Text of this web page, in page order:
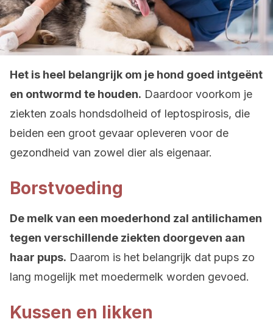
Het is heel belangrijk om je hond goed intgeënt
en ontwormd te houden. Daardoor voorkom je
ziekten zoals hondsdolheid of leptospirosis, die
beiden een groot gevaar opleveren voor de
gezondheid van zowel dier als eigenaar.
Borstvoeding
De melk van een moederhond zal antilichamen
tegen verschillende ziekten doorgeven aan
haar pups. Daarom is het belangrijk dat pups zo
lang mogelijk met moedermelk worden gevoed.
Kussen en likken